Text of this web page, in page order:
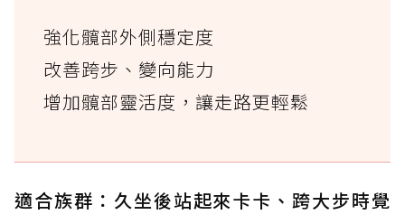
強化髖部外側穩定度
改善跨步、變向能力
增加髖部靈活度，讓走路更輕鬆
適合族群：久坐後站起來卡卡、跨大步時覺